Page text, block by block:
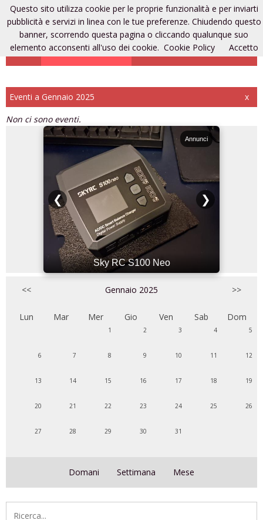
Eventi di modellismo
Aggiungi un evento Entra Registrati
Eventi a Gennaio 2025
x
Non ci sono eventi.
Annunci
Sky RC S100 Neo
❮ ❯
<< Gennaio 2025 >>
Lun Mar Mer Gio Ven Sab Dom
1 2 3 4 5
6 7 8 9 10 11 12
13 14 15 16 17 18 19
20 21 22 23 24 25 26
27 28 29 30 31
Domani Settimana Mese
Questo sito utilizza cookie per le proprie funzionalità e per inviarti
pubblicità e servizi in linea con le tue preferenze. Chiudendo questo
banner, scorrendo questa pagina o cliccando qualunque suo
elemento acconsenti all'uso dei cookie. Cookie Policy Accetto